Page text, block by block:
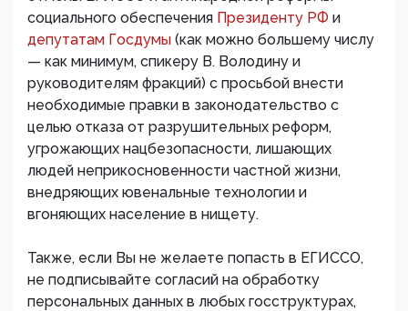
социального обеспечения Президенту РФ и
депутатам Госдумы (как можно большему числу
— как минимум, спикеру В. Володину и
руководителям фракций) с просьбой внести
необходимые правки в законодательство с
целью отказа от разрушительных реформ,
угрожающих нацбезопасности, лишающих
людей неприкосновенности частной жизни,
внедряющих ювенальные технологии и
вгоняющих население в нищету.
Также, если Вы не желаете попасть в ЕГИССО,
не подписывайте согласий на обработку
персональных данных в любых госструктурах,